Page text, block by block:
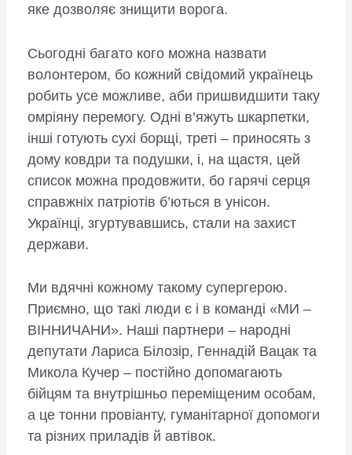
яке дозволяє знищити ворога.
Сьогодні багато кого можна назвати
волонтером, бо кожний свідомий українець
робить усе можливе, аби пришвидшити таку
омріяну перемогу. Одні в’яжуть шкарпетки,
інші готують сухі борщі, треті – приносять з
дому ковдри та подушки, і, на щастя, цей
список можна продовжити, бо гарячі серця
справжніх патріотів б’ються в унісон.
Українці, згуртувавшись, стали на захист
держави.
Ми вдячні кожному такому супергерою.
Приємно, що такі люди є і в команді «МИ –
ВІННИЧАНИ». Наші партнери – народні
депутати Лариса Білозір, Геннадій Вацак та
Микола Кучер – постійно допомагають
бійцям та внутрішньо переміщеним особам,
а це тонни провіанту, гуманітарної допомоги
та різних приладів й автівок.